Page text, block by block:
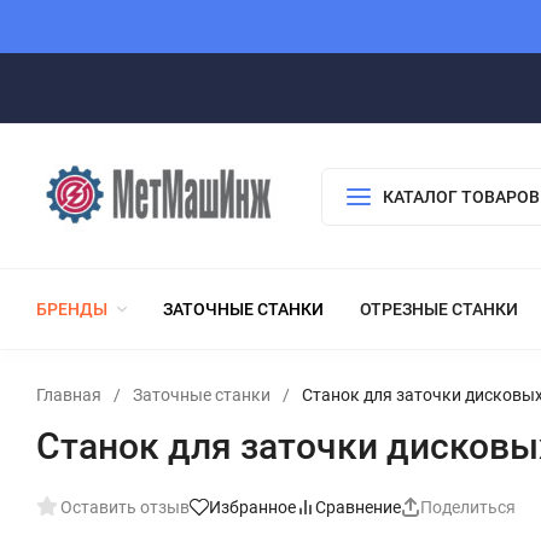
КАТАЛОГ ТОВАРОВ
БРЕНДЫ ЗАТОЧНЫЕ СТАНКИ ОТРЕЗНЫЕ СТАНКИ
Главная / Заточные станки / Станок для заточки
Станок для заточки
Оставить отзыв Избранное Сравнение Поделиться